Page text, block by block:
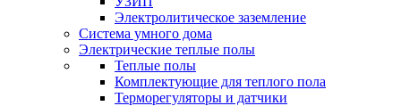
Электролитическое заземление
Система умного дома
Электрические теплые полы
Теплые полы
Комплектующие для теплого пола
Терморегуляторы и датчики